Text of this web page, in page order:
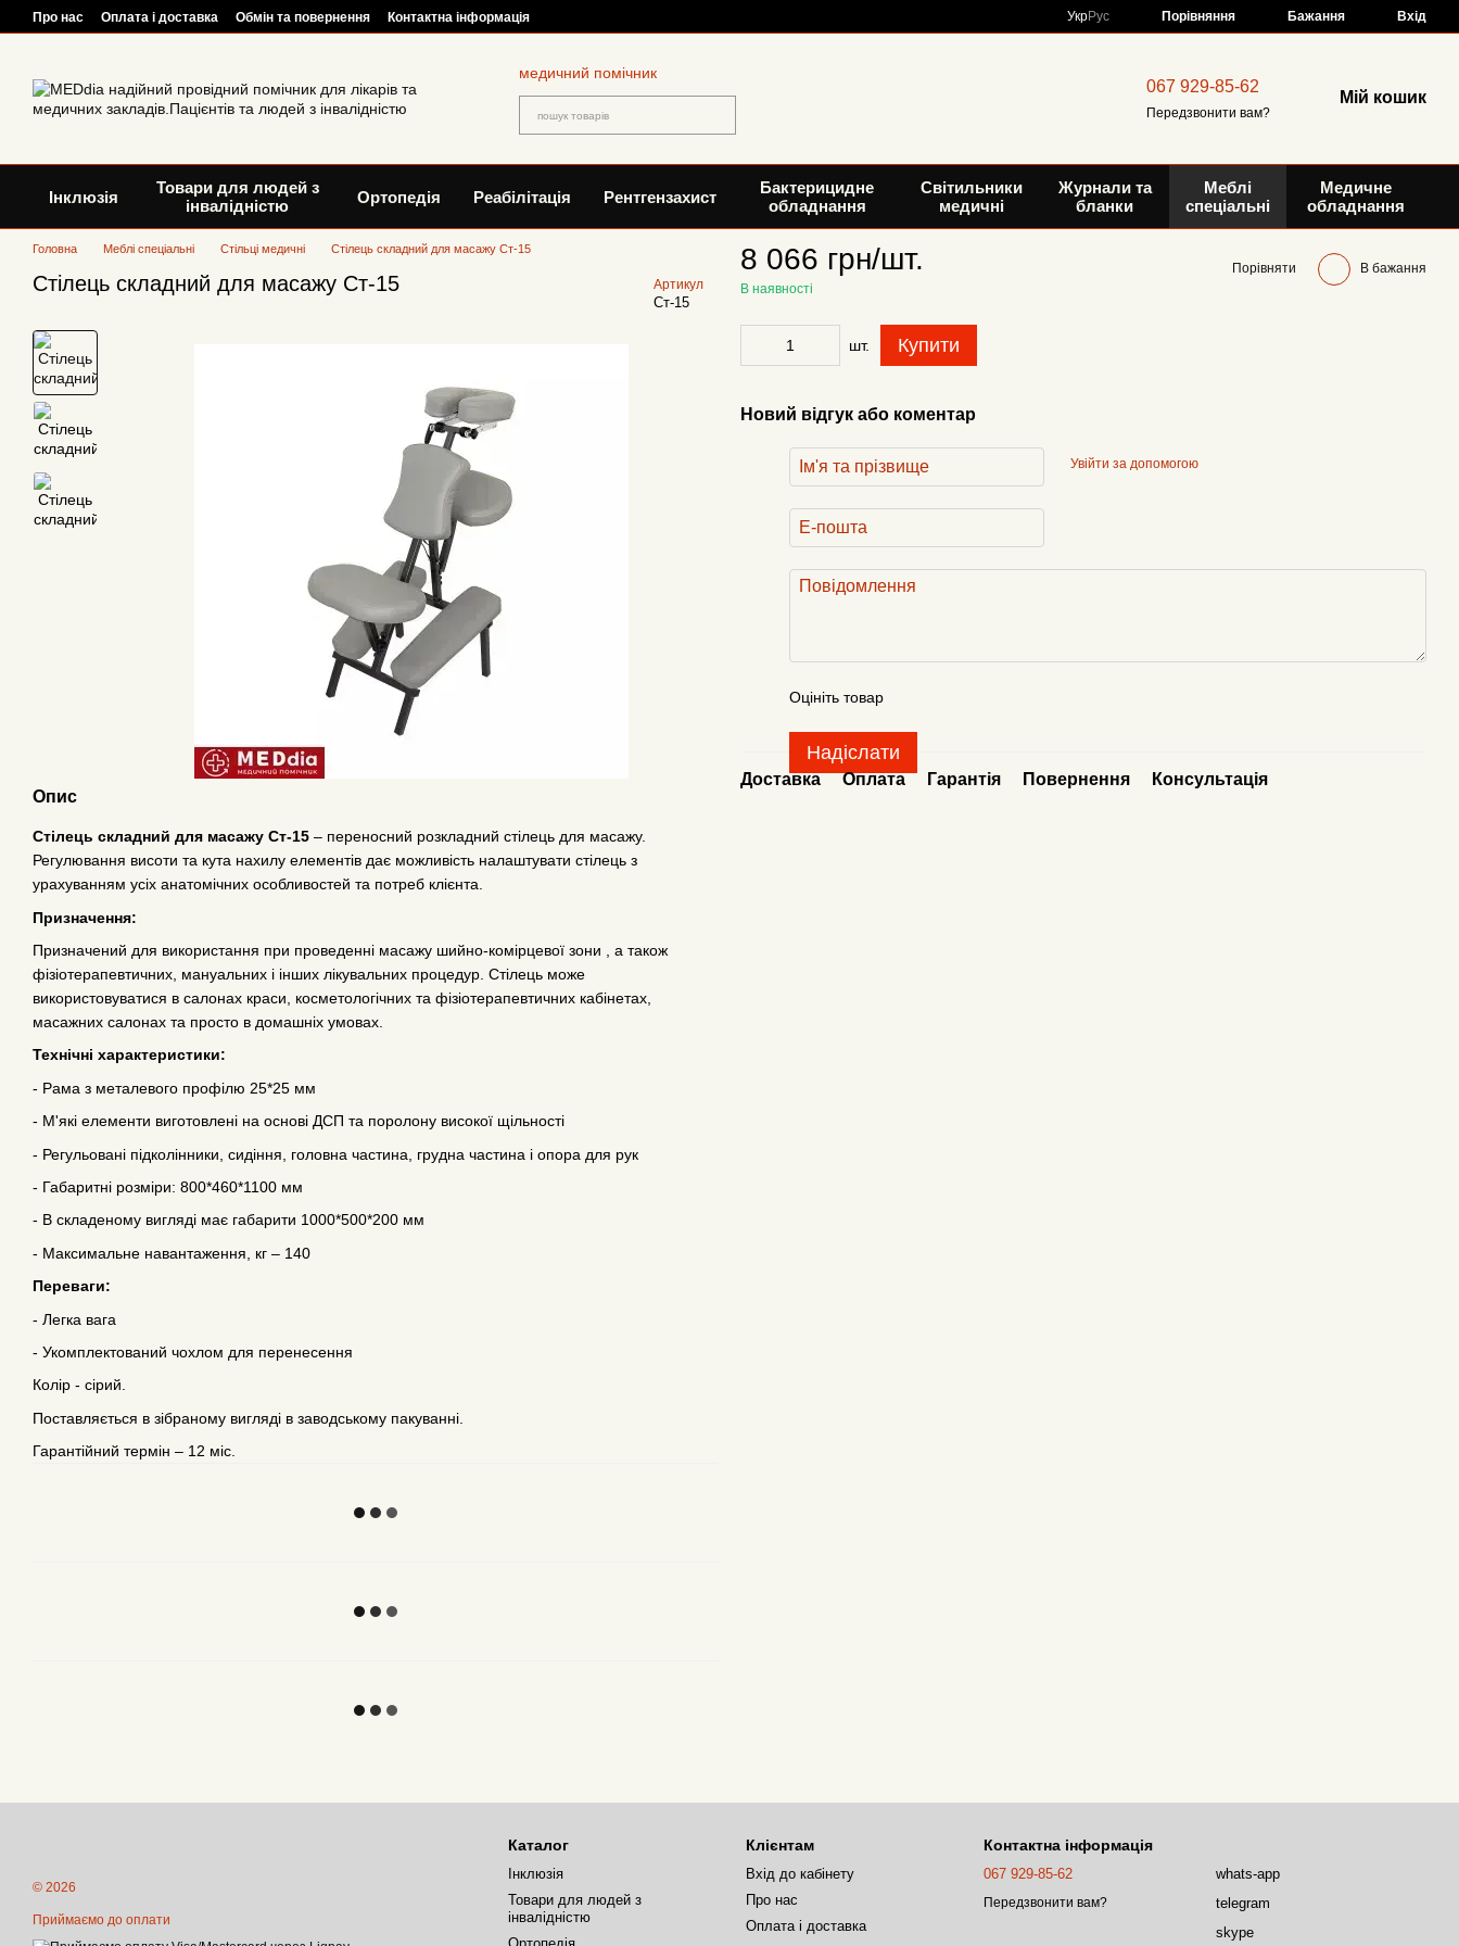
Перейти до основного контенту
Про нас Оплата і доставка Обмін та повернення Контактна інформація УкрРус Порівняння Бажання Вхід
медичний помічник
067 929-85-62
Передзвонити вам?
Мій кошик
Інклюзія
Товари для людей з
інвалідністю
Ортопедія Реабілітація Рентгензахист
Бактерицидне
обладнання
Світильники
медичні
Журнали та
бланки
Меблі
спеціальні
Медичне
обладнання
Головна Меблі спеціальні Стільці медичні Стілець складний для масажу Ст-15
Стілець складний для масажу Ст-15 Артикул
Ст-15
Опис
Стілець складний для масажу Ст-15 – переносний розкладний стілець для масажу.
Регулювання висоти та кута нахилу елементів дає можливість налаштувати стілець з
урахуванням усіх анатомічних особливостей та потреб клієнта.
Призначення:
Призначений для використання при проведенні масажу шийно-комірцевої зони , а також
фізіотерапевтичних, мануальних і інших лікувальних процедур. Стілець може
використовуватися в салонах краси, косметологічних та фізіотерапевтичних кабінетах,
масажних салонах та просто в домашніх умовах.
Технічні характеристики:
- Рама з металевого профілю 25*25 мм
- М'які елементи виготовлені на основі ДСП та поролону високої щільності
- Регульовані підколінники, сидіння, головна частина, грудна частина і опора для рук
- Габаритні розміри: 800*460*1100 мм
- В складеному вигляді має габарити 1000*500*200 мм
- Максимальне навантаження, кг – 140
Переваги:
- Легка вага
- Укомплектований чохлом для перенесення
Колір - сірий.
Поставляється в зібраному вигляді в заводському пакуванні.
Гарантійний термін – 12 міс.
8 066 грн/шт.
В наявності
Порівняти В бажання
шт. Купити
Новий відгук або коментар
Увійти за допомогою
Оцініть товар
Надіслати
Доставка Оплата Гарантія Повернення Консультація
© 2026
Приймаємо до оплати
Каталог
Інклюзія
Товари для людей з
інвалідністю
Клієнтам
Вхід до кабінету
Про нас
Оплата і доставка
Контактна інформація
067 929-85-62
Передзвонити вам?
whats-app
telegram
skype